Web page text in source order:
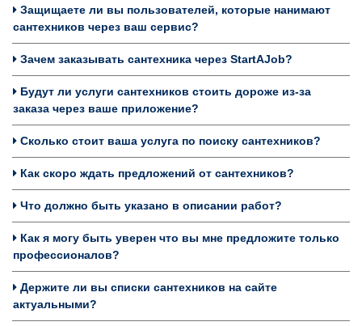
Защищаете ли вы пользователей, которые нанимают
сантехников через ваш сервис?
Зачем заказывать сантехника через StartAJob?
Будут ли услуги сантехников стоить дороже из-за
заказа через ваше приложение?
Сколько стоит ваша услуга по поиску сантехников?
Как скоро ждать предложений от сантехников?
Что должно быть указано в описании работ?
Как я могу быть уверен что вы мне предложите только
профессионалов?
Держите ли вы списки сантехников на сайте
актуальными?